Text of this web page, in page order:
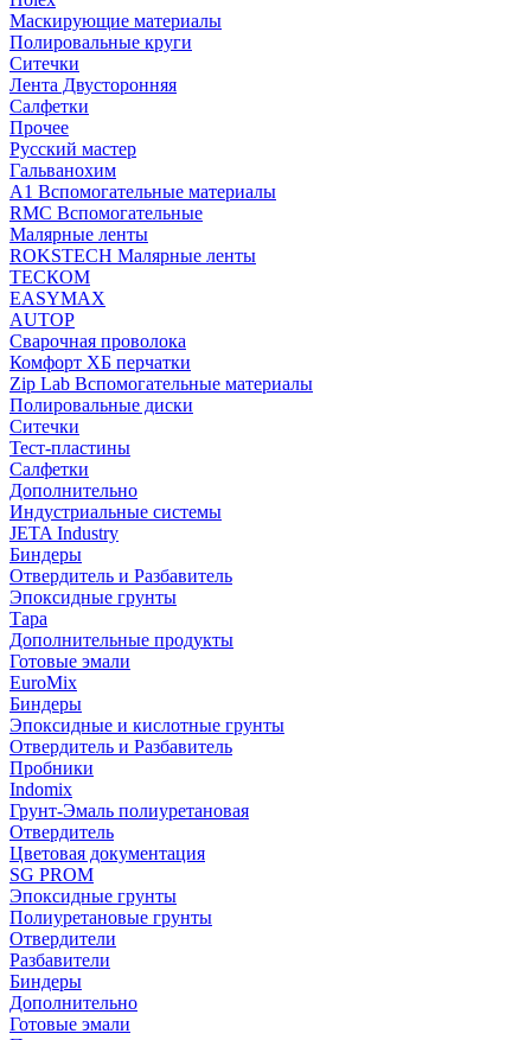
Маскирующие материалы
Полировальные круги
Ситечки
Лента Двусторонняя
Салфетки
Прочее
Русский мастер
Гальванохим
А1 Вспомогательные материалы
RMC Вспомогательные
Малярные ленты
ROKSTECH Малярные ленты
ТЕСКОМ
EASYMAX
AUTOP
Сварочная проволока
Комфорт ХБ перчатки
Zip Lab Вспомогательные материалы
Полировальные диски
Ситечки
Тест-пластины
Салфетки
Дополнительно
Индустриальные системы
JETA Industry
Биндеры
Отвердитель и Разбавитель
Эпоксидные грунты
Тара
Дополнительные продукты
Готовые эмали
EuroMix
Биндеры
Эпоксидные и кислотные грунты
Отвердитель и Разбавитель
Пробники
Indomix
Грунт-Эмаль полиуретановая
Отвердитель
Цветовая документация
SG PROM
Эпоксидные грунты
Полиуретановые грунты
Отвердители
Разбавители
Биндеры
Дополнительно
Готовые эмали